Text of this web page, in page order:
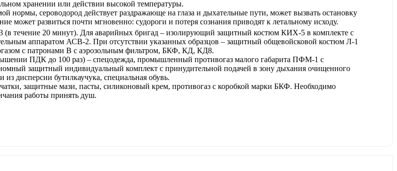
хранении или действии высокой температуры.
нормы, сероводород действует раздражающе на глаза и дыхательные пути, может вызвать остановку
может развиться почти мгновенно: судороги и потеря сознания приводят к летальному исходу.
(в течение 20 минут). Для аварийных бригад – изолирующий защитный костюм КИХ-5 в комплекте с
аппаратом АСВ-2. При отсутствии указанных образцов – защитный общевойсковой костюм Л-1
с патронами В с аэрозольным фильтром, БКФ, КД, КД8.
ПДК до 100 раз) – спецодежда, промышленный противогаз малого габарита ПФМ-1 с
защитный индивидуальный комплект с принудительной подачей в зону дыхания очищенного
дисперсии бутилкаучука, специальная обувь.
защитные мази, пасты, силиконовый крем, противогаз с коробкой марки БКФ. Необходимо
работы принять душ.